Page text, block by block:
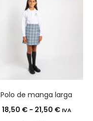
Polo de manga larga
18,50 € - 21,50 €Rango
IVA